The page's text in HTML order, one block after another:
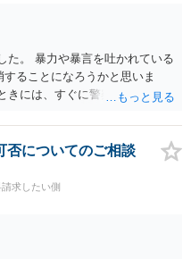
が２年を超えれば離婚できます
に支払う義務ですから婚姻費
点が多々あると思います。弁
相談をしてみてください。
た。 暴力や暴言を吐かれている
ることになろうかと思いま
きには、すぐに警察に通報する
、突発的な攻撃を防げるもの
確保することを第一とするよう
否についてのご相談
求したい側